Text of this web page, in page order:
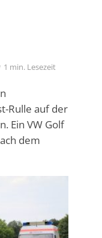
1 min. Lesezeit
Rulle auf der
Ein VW Golf
dem